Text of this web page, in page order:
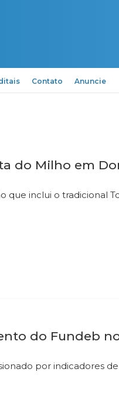
Contato Anuncie
do Milho em
que inclui o tradicional
do Fundeb
por indicadores